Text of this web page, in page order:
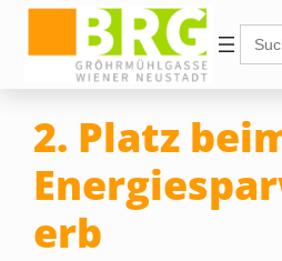
Inhalt
springen
for:
2. Platz
erb